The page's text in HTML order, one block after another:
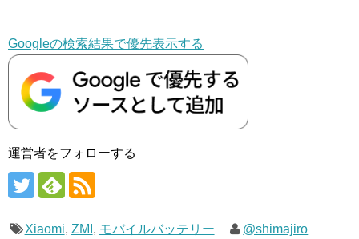
Googleの検索結果で優先表示する
運営者をフォローする
Xiaomi, ZMI , モバイルバッテリー @shimajiro